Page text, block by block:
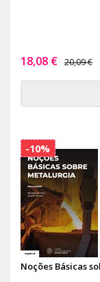
18,08 € 20,09 €
Noções Básicas
-10%